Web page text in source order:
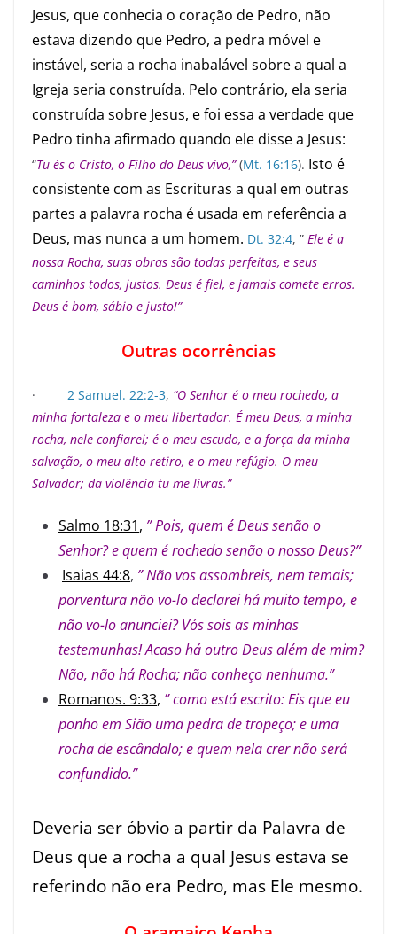
Jesus, que conhecia o coração de Pedro, não
estava dizendo que Pedro, a pedra móvel e
instável, seria a rocha inabalável sobre a qual a
Igreja seria construída. Pelo contrário, ela seria
construída sobre Jesus, e foi essa a verdade que
Pedro tinha afirmado quando ele disse a Jesus:
“Tu és o Cristo, o Filho do Deus vivo,”(Mt. 16:16). Isto é
consistente com as Escrituras a qual em outras
partes a palavra rocha é usada em referência a
Deus, mas nunca a um homem. Dt. 32:4, ” Ele é a
nossa Rocha, suas obras são todas perfeitas, e seus
caminhos todos, justos. Deus é fiel, e jamais comete erros.
Deus é bom, sábio e justo!”
Outras ocorrências
· 2 Samuel. 22:2-3, “O Senhor é o meu rochedo, a
minha fortaleza e o meu libertador. É meu Deus, a minha
rocha, nele confiarei; é o meu escudo, e a força da minha
salvação, o meu alto retiro, e o meu refúgio. O meu
Salvador; da violência tu me livras.”
Salmo 18:31, ” Pois, quem é Deus senão o
Senhor? e quem é rochedo senão o nosso Deus?”
Isaias 44:8, ” Não vos assombreis, nem temais;
porventura não vo-lo declarei há muito tempo, e
não vo-lo anunciei? Vós sois as minhas
testemunhas! Acaso há outro Deus além de mim?
Não, não há Rocha; não conheço nenhuma.”
Romanos. 9:33, ” como está escrito: Eis que eu
ponho em Sião uma pedra de tropeço; e uma
rocha de escândalo; e quem nela crer não será
confundido.”
Deveria ser óbvio a partir da Palavra de
Deus que a rocha a qual Jesus estava se
referindo não era Pedro, mas Ele mesmo.